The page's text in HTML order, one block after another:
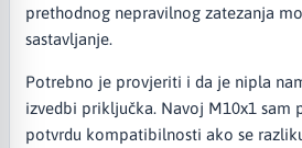
prethodnog nepravilnog zatezanja
sastavljanje.
Potrebno je provjeriti i da je nipla
izvedbi priključka. Navoj M10x1 sam
potvrdu kompatibilnosti ako se